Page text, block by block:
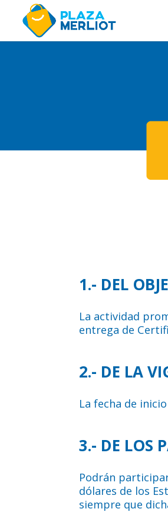
1.- DEL
La actividad
entrega de
2.- DE LA
La fecha de
3.- DE LOS
Podrán
dólares de los
siempre que